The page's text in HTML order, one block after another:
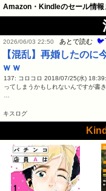
Amazon・Kindleのセール情報
2026/06/03 22:50 あとで読む
【混乱】再婚したのに
ｗｗ
137: コロコロ 2018/07/25(水)
ってしまうかもしれないんですが書
キスログ